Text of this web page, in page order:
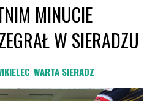
MINUCIE
W SIERADZU
,WARTA SIERADZ